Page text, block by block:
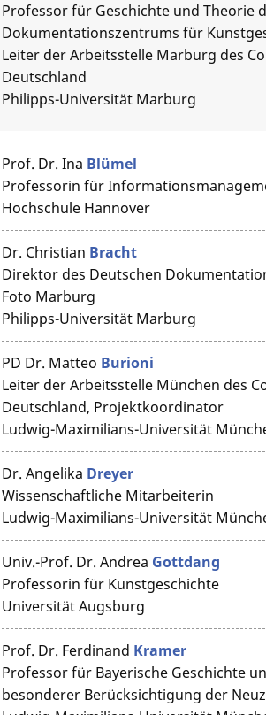
Professor für Geschichte und Theorie
Dokumentationszentrums für
Leiter der Arbeitsstelle Marburg des
Deutschland
Philipps-Universität Marburg
Prof. Dr. Ina Blümel
Professorin für
Hochschule Hannover
Dr. Christian Bracht
Direktor des Deutschen
Foto Marburg
Philipps-Universität Marburg
PD Dr. Matteo Burioni
Leiter der Arbeitsstelle München des
Deutschland, Projektkoordinator
Ludwig-Maximilians-Universität
Dr. Angelika Dreyer
Wissenschaftliche Mitarbeiterin
Ludwig-Maximilians-Universität
Univ.-Prof. Dr. Andrea Gottdang
Professorin für Kunstgeschichte
Universität Augsburg
Prof. Dr. Ferdinand Kramer
Professor für Bayerische Geschichte
besonderer Berücksichtigung der